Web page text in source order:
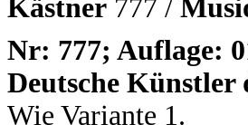
Kästner 777 /
Nr: 777; Auflage:
Deutsche Künstler
Wie Variante 1.